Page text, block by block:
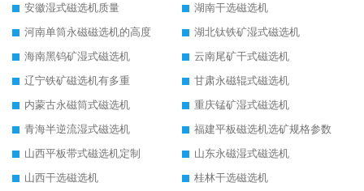
安徽湿式磁选机质量
湖南干选磁选机
河南单筒永磁磁选机的高度
湖北钛铁矿湿式磁选机
海南黑钨矿湿式磁选机
云南尾矿干式磁选机
辽宁铁矿磁选机有多重
甘肃永磁辊式磁选机
内蒙古永磁筒式磁选机
重庆锰矿湿式磁选机
青海半逆流湿式磁选机
福建平板磁选机选矿规格参数
山西平板带式磁选机定制
山东永磁湿式磁选机
山西干选磁选机
桂林干选磁选机